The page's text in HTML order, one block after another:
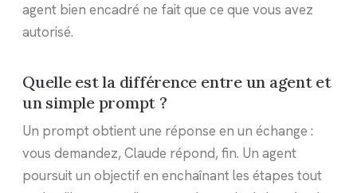
agent bien encadré ne fait que ce que vous avez
autorisé.
Quelle est la différence entre un agent et
un simple prompt ?
Un prompt obtient une réponse en un échange :
vous demandez, Claude répond, fin. Un agent
poursuit un objectif en enchaînant les étapes tout